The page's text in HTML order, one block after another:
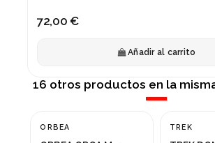
72,00 €
Añadir al carrito
16 otros productos en la
ORBEA TREK